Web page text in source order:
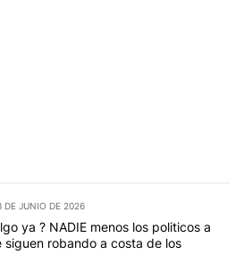
DE JUNIO DE 2026
ya ? NADIE menos los politicos a
siguen robando a costa de los